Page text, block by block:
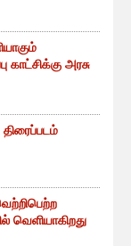
காட்சிக்கு அரசு
வெளியாகிறது